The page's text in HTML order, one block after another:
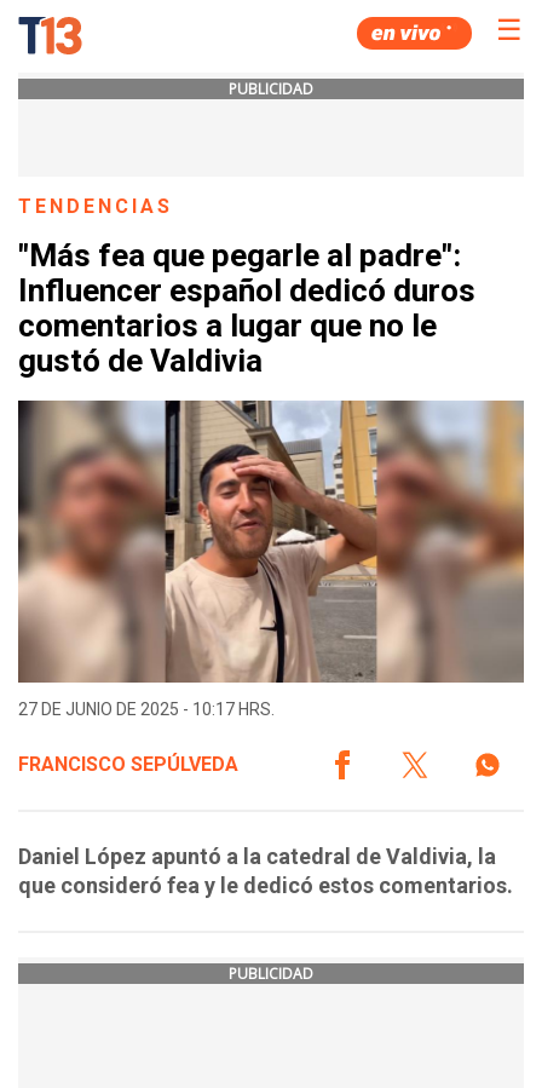
☰
PUBLICIDAD
TENDENCIAS
"Más fea que pegarle al padre":
Influencer español dedicó duros
comentarios a lugar que no le
gustó de Valdivia
27 DE JUNIO DE 2025 - 10:17 HRS.
FRANCISCO SEPÚLVEDA
Daniel López apuntó a la catedral de Valdivia, la
que consideró fea y le dedicó estos comentarios.
PUBLICIDAD